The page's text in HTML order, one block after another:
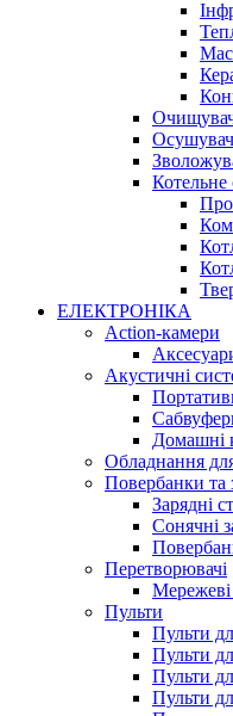
Котельне
ЕЛЕКТРОНІКА
Action-камери
Акустичні
Домашні
Обладнання
Повербанки та
Зарядні
Сонячні
Перетворювачі
Мережеві
Пульти
Пульти
Пульти
Пульти
Пульти